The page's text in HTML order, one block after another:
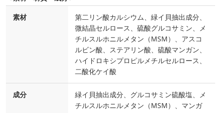
素材
第二リン酸カルシウム、緑イ貝抽出成分、
微結晶セルロース、硫酸グルコサミン、メ
チルスルホニルメタン（MSM）、アスコ
ルビン酸、ステアリン酸、硫酸マンガン、
ハイドロキシプロピルメチルセルロース、
二酸化ケイ酸
成分
緑イ貝抽出成分、グルコサミン硫酸塩、メ
チルスルホニルメタン（MSM）、マンガ